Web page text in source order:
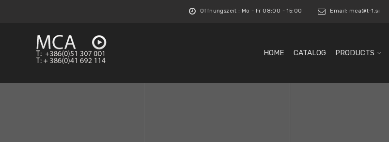
Öffnungszeit : Mo - Fr 08:00 - 15:00 Email: mca@t-1.si
HOME CATALOG PRODUCTS